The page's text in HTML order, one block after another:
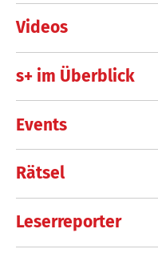
Videos
s+ im Überblick
Events
Rätsel
Leserreporter